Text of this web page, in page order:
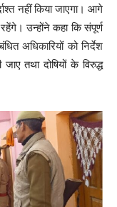
नहीं किया जाएगा। आगे
उन्होंने कहा कि संपूर्ण
अधिकारियों को निर्देश
तथा दोषियों के विरुद्ध